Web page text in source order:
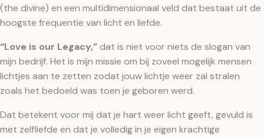
(the divine) en een multidimensionaal veld dat bestaat uit de
hoogste frequentie van licht en liefde.
“Love is our Legacy,”dat is niet voor niets de slogan van
mijn bedrijf. Het is mijn missie om bij zoveel mogelijk mensen
lichtjes aan te zetten zodat jouw lichtje weer zal stralen
zoals het bedoeld was toen je geboren werd.
Dat betekent voor mij dat je hart weer licht geeft, gevuld is
met zelfliefde en dat je volledig in je eigen krachtige